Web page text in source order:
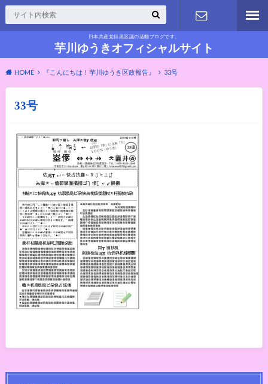
日本共産党目黒区議の活動ブログです。
芋川ゆうきオフィシャルサイト
お問い合わ
HOME 『こんにちは！芋川ゆうき区政報告』 33号
33号